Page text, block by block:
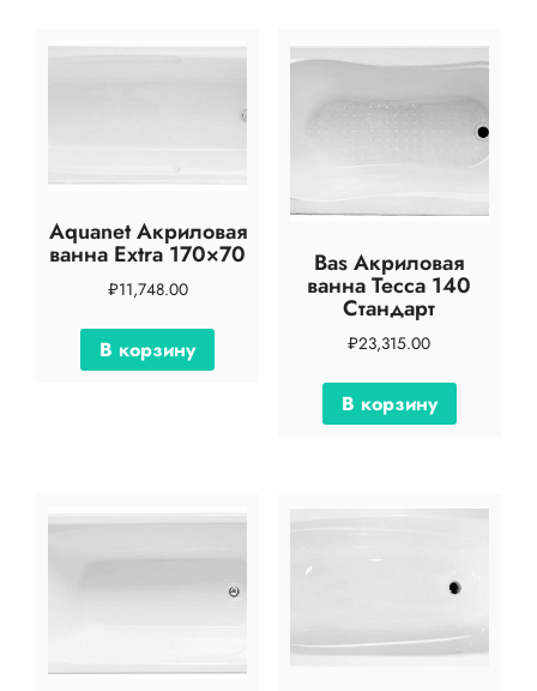
Aquanet Акриловая
ванна Extra 170×70
₽11,748.00
В корзину
Bas Акриловая
ванна Тесса 140
Стандарт
₽23,315.00
В корзину